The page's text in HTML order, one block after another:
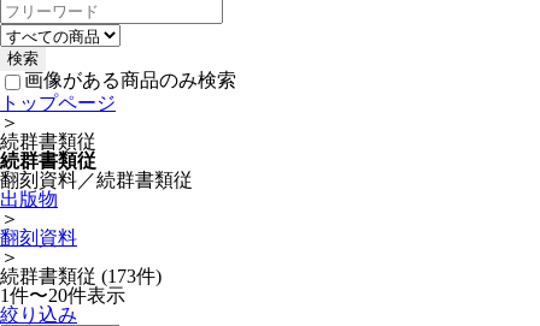
画像がある商品のみ検索
トップページ
＞
続群書類従
続群書類従
翻刻資料／続群書類従
出版物
＞
翻刻資料
＞
続群書類従 (173件)
1件〜20件表示
絞り込み